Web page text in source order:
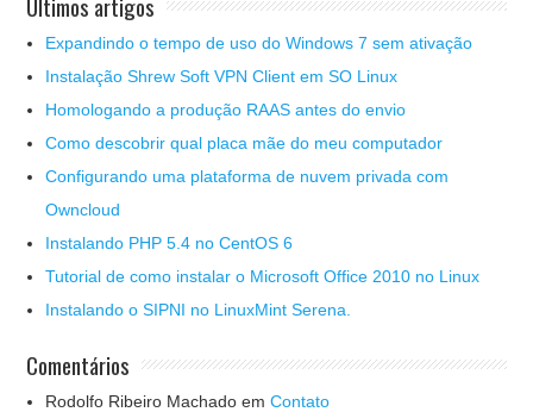
Expandindo o tempo de uso do Windows 7 sem ativação
Instalação Shrew Soft VPN Client em SO Linux
Homologando a produção RAAS antes do envio
Como descobrir qual placa mãe do meu computador
Configurando uma plataforma de nuvem privada com
Owncloud
Instalando PHP 5.4 no CentOS 6
Tutorial de como instalar o Microsoft Office 2010 no Linux
Instalando o SIPNI no LinuxMint Serena.
Comentários
Rodolfo Ribeiro Machado emContato